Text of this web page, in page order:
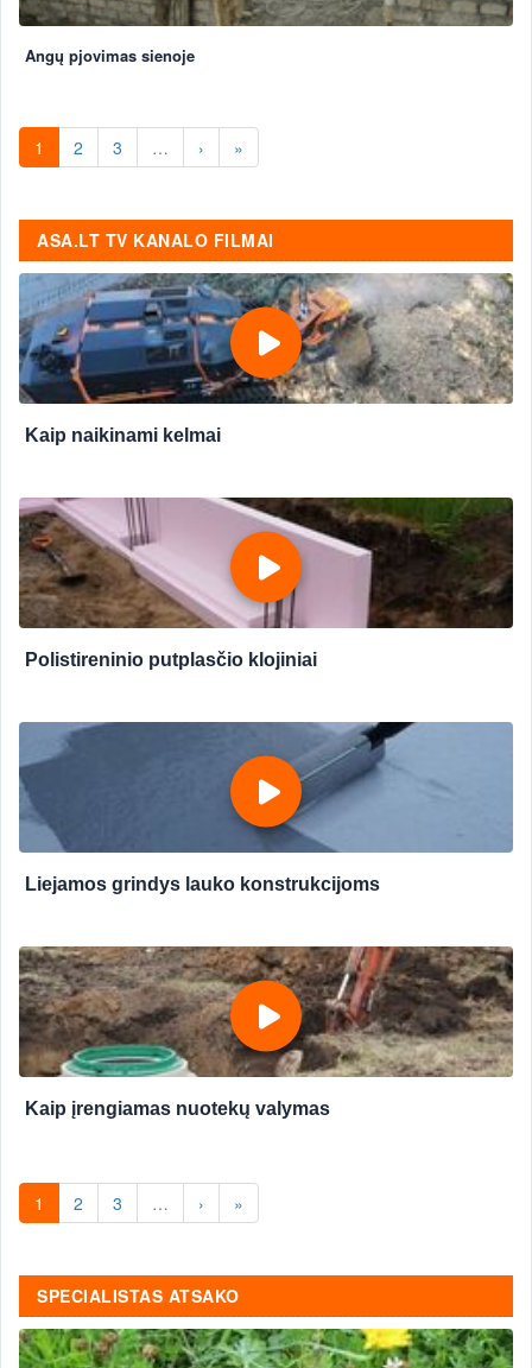
Angų pjovimas sienoje
1 2 3 … › »
ASA.LT TV KANALO FILMAI
Kaip naikinami kelmai
Polistireninio putplasčio klojiniai
Liejamos grindys lauko konstrukcijoms
Kaip įrengiamas nuotekų valymas
1 2 3 … › »
SPECIALISTAS ATSAKO